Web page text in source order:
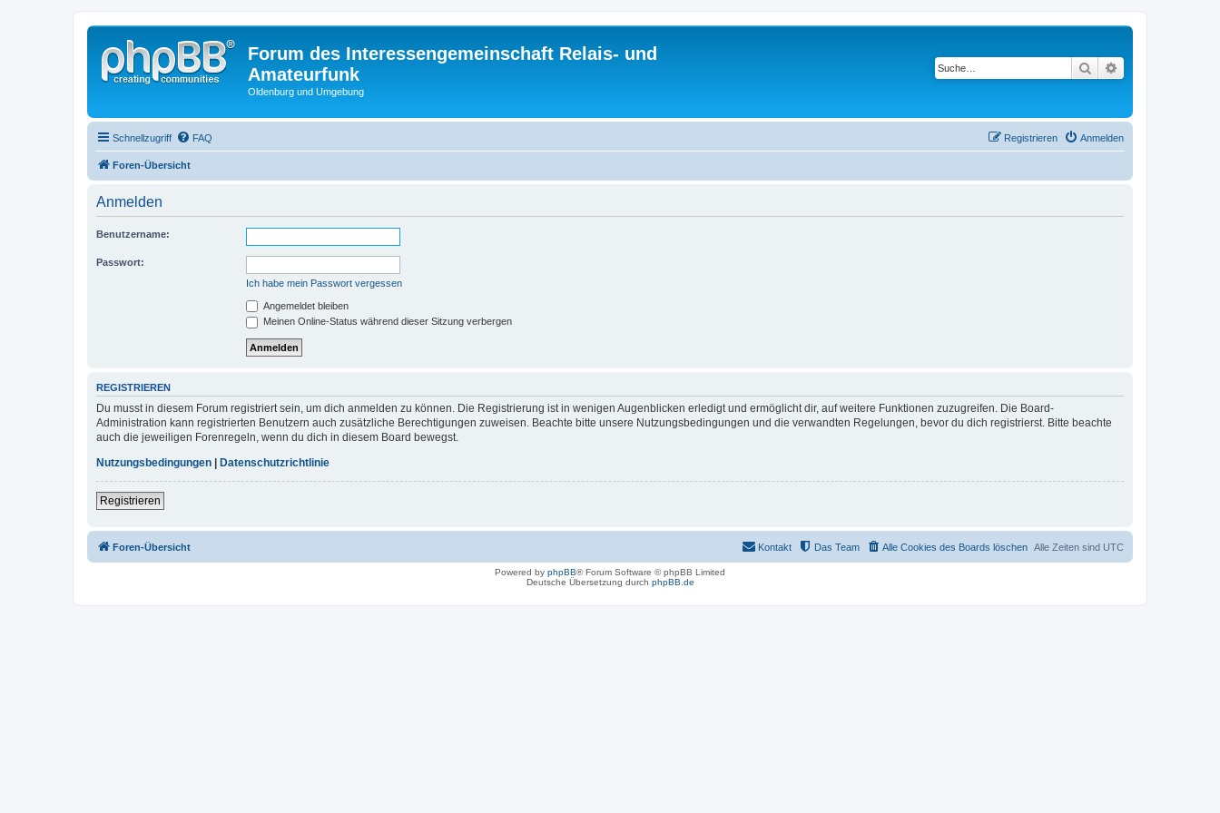
Forum des Interessengemeinschaft Relais- und
Amateurfunk
Oldenburg und Umgebung
Suche
Schnellzugriff FAQ Anmelden
Registrieren
Foren-Übersicht
Anmelden
Benutzername:
Passwort:
Ich habe mein Passwort vergessen
Angemeldet bleiben
Meinen Online-Status während dieser Sitzung verbergen
REGISTRIEREN
Du musst in diesem Forum registriert sein, um dich anmelden zu können. Die Registrierung ist in wenigen Augenblicken erledigt und ermöglicht dir, auf weitere Funktionen zuzugreifen. Die Board-
Administration kann registrierten Benutzern auch zusätzliche Berechtigungen zuweisen. Beachte bitte unsere Nutzungsbedingungen und die verwandten Regelungen, bevor du dich registrierst. Bitte beachte
auch die jeweiligen Forenregeln, wenn du dich in diesem Board bewegst.
Nutzungsbedingungen
Datenschutzrichtlinie
Registrieren
Foren-Übersicht Alle Zeiten sind UTC
Alle Cookies des Boards löschen
Das Team
Kontakt
Powered by phpBB® Forum Software © phpBB Limited
Deutsche Übersetzung durch phpBB.de